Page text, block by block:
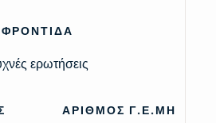
ΦΡΟΝΤΙΔΑ
ερωτήσεις
ΑΡΙΘΜΟΣ Γ.Ε.ΜΗ